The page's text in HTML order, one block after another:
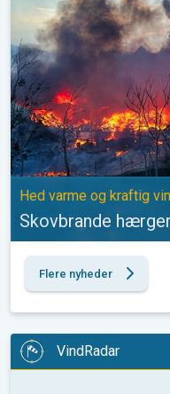
Hed varme og kraftig
Skovbrande
Flere nyheder
VindRadar